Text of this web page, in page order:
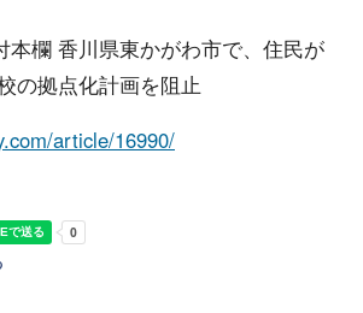
本欄 香川県東かがわ市で、住民が
の拠点化計画を阻止
article/16990/